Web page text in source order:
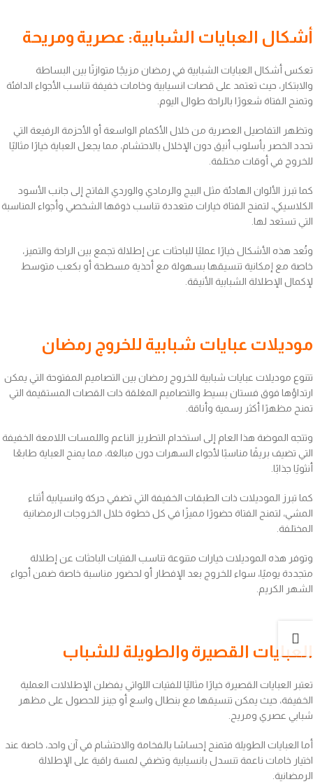
أشكال العبايات الشبابية: عصرية ومريحة
تعكس أشكال العبايات الشبابية في رمضان مزيجًا متوازنًا بين البساطة
والابتكار، حيث تعتمد على قصات انسيابية وخامات خفيفة تناسب الأجواء الدافئة
وتمنح الفتاة شعورًا بالراحة طوال اليوم.
وتظهر التفاصيل العصرية من خلال الأكمام الواسعة أو الأحزمة الرفيعة التي
تحدد الخصر بأسلوب أنيق دون الإخلال بالاحتشام، مما يجعل العباية خيارًا مثاليًا
للخروج في أوقات مختلفة.
كما تبرز الألوان الهادئة مثل البيج والرمادي والوردي الفاتح إلى جانب الأسود
الكلاسيكي، لتمنح الفتاة خيارات متعددة تناسب ذوقها الشخصي وأجواء المناسبة
التي تستعد لها.
وتُعد هذه الأشكال خيارًا عمليًا للباحثات عن إطلالة تجمع بين الراحة والتميز،
خاصة مع إمكانية تنسيقها بسهولة مع أحذية مسطحة أو بكعب متوسط
لإكمال الإطلالة الشبابية الأنيقة.
موديلات عبايات شبابية للخروج رمضان
تتنوع موديلات عبايات شبابية للخروج رمضان بين التصاميم المفتوحة التي يمكن
ارتداؤها فوق فستان بسيط والتصاميم المغلقة ذات القصات المستقيمة التي
تمنح مظهرًا أكثر رسمية وأناقة.
وتتجه الموضة هذا العام إلى استخدام التطريز الناعم واللمسات اللامعة الخفيفة
التي تضيف بريقًا مناسبًا لأجواء السهرات دون مبالغة، مما يمنح العباية طابعًا
أنثويًا جذابًا.
كما تبرز الموديلات ذات الطبقات الخفيفة التي تضفي حركة وانسيابية أثناء
المشي، لتمنح الفتاة حضورًا مميزًا في كل خطوة خلال الخروجات الرمضانية
المختلفة.
وتوفر هذه الموديلات خيارات متنوعة تناسب الفتيات الباحثات عن إطلالة
متجددة يوميًا، سواء للخروج بعد الإفطار أو لحضور مناسبة خاصة ضمن أجواء
الشهر الكريم.
العبايات القصيرة والطويلة للشباب
تعتبر العبايات القصيرة خيارًا مثاليًا للفتيات اللواتي يفضلن الإطلالات العملية
الخفيفة، حيث يمكن تنسيقها مع بنطال واسع أو جينز للحصول على مظهر
شبابي عصري ومريح.
أما العبايات الطويلة فتمنح إحساسًا بالفخامة والاحتشام في آن واحد، خاصة عند
اختيار خامات ناعمة تنسدل بانسيابية وتضفي لمسة راقية على الإطلالة
الرمضانية.